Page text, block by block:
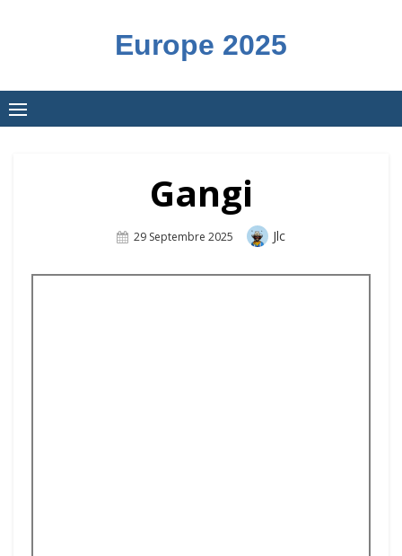
Europe 2025
Gangi
Posted
29 Septembre 2025 Author
Jlc